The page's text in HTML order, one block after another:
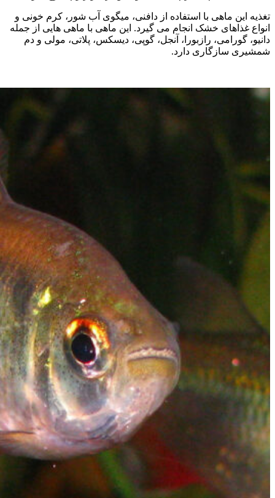
تغذیه این ماهی با استفاده از دافنی، میگوی آب شور، کرم خونی و
انواع غذاهای خشک انجام می گیرد. این ماهی با ماهی هایی از جمله
دانیو، گورامی، رازبورا، آنجل، گوپی، دیسکس، پلاتی، مولی و دم
شمشیری سازگاری دارد.